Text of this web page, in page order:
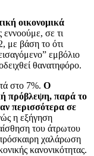
οικονομικά
εννοούμε, σε τι
με βάση το ότι
εμβόλιο
θανατηφόρο.
στο 7%. Ο
πρόβλεψη, παρά το
περισσότερα σε
η εξήγηση
του άτρωτου
χαλάρωση
κανονικότητας.